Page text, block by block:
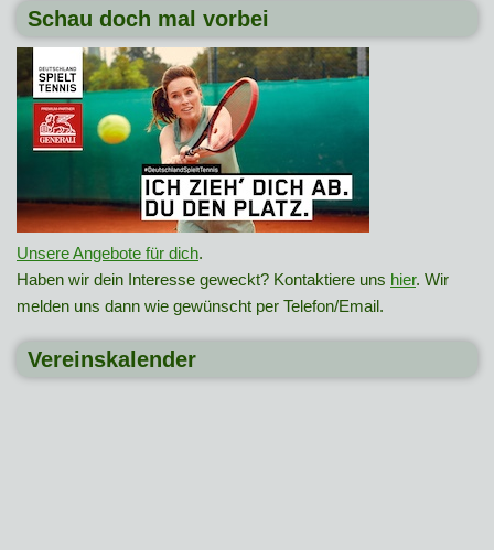
Schau doch mal vorbei
Unsere Angebote für dich.
Haben wir dein Interesse geweckt? Kontaktiere uns hier. Wir
melden uns dann wie gewünscht per Telefon/Email.
Vereinskalender